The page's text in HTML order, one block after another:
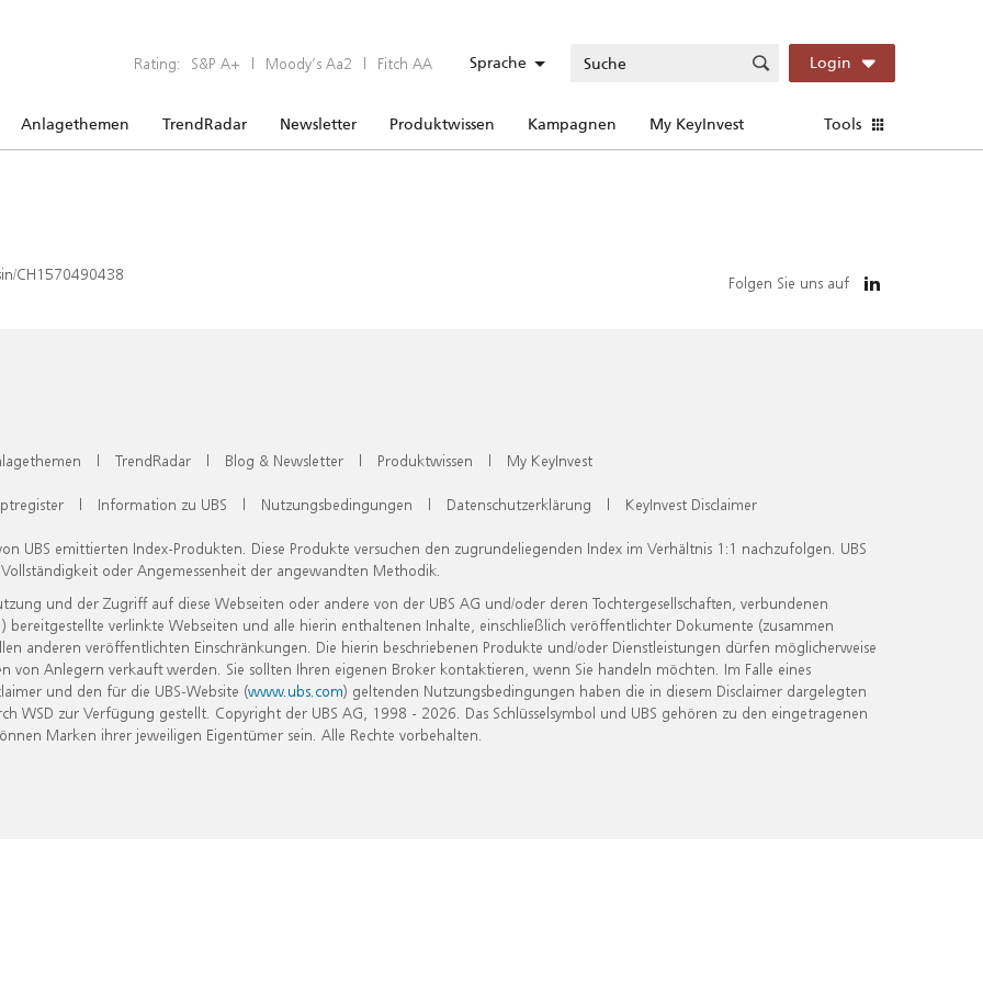
Rating: S&P A+ | Moody’s Aa2 | Fitch AA Sprache Login
Anlagethemen TrendRadar Newsletter Produktwissen Kampagnen My KeyInvest Tools
CH1570490438 Folgen Sie uns auf
| TrendRadar | Blog & Newsletter | Produktwissen | My KeyInvest
| Information zu UBS | Nutzungsbedingungen | Datenschutzerklärung | KeyInvest Disclaimer
UBS emittierten Index-Produkten. Diese Produkte versuchen den zugrundeliegenden Index im Verhältnis 1:1 nachzufolgen. UBS
oder Angemessenheit der angewandten Methodik.
und der Zugriff auf diese Webseiten oder andere von der UBS AG und/oder deren Tochtergesellschaften, verbundenen
verlinkte Webseiten und alle hierin enthaltenen Inhalte, einschließlich veröffentlichter Dokumente (zusammen
anderen veröffentlichten Einschränkungen. Die hierin beschriebenen Produkte und/oder Dienstleistungen dürfen möglicherweise
Anlegern verkauft werden. Sie sollten Ihren eigenen Broker kontaktieren, wenn Sie handeln möchten. Im Falle eines
und den für die UBS-Website (www.ubs.com) geltenden Nutzungsbedingungen haben die in diesem Disclaimer dargelegten
zur Verfügung gestellt. Copyright der UBS AG, 1998 - 2026. Das Schlüsselsymbol und UBS gehören zu den eingetragenen
Marken ihrer jeweiligen Eigentümer sein. Alle Rechte vorbehalten.